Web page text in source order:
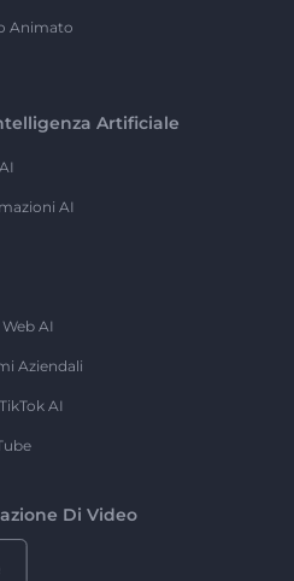
Animato
Artificiale
AI
AI
Aziendali
AI
Di Video